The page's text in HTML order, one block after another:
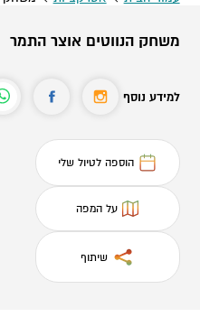
משחק הנווטים אוצר התמר
למידע נוסף
הוספה לטיול שלי
על המפה
שיתוף